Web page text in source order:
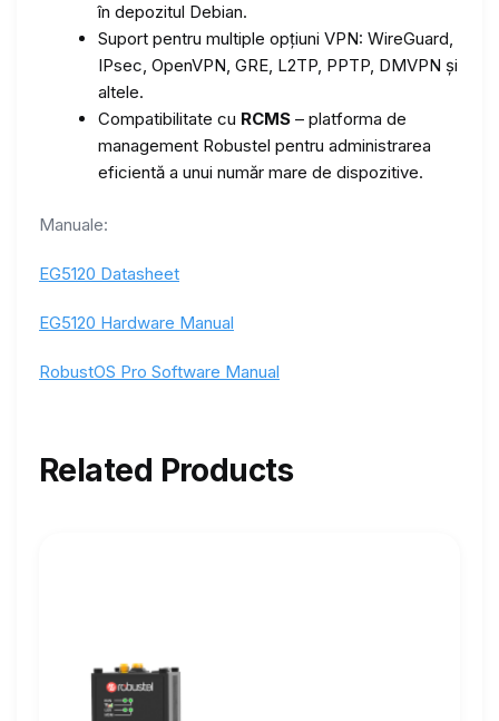
în depozitul Debian.
Suport pentru multiple opțiuni VPN: WireGuard,
IPsec, OpenVPN, GRE, L2TP, PPTP, DMVPN și
altele.
Compatibilitate cu RCMS – platforma de
management Robustel pentru administrarea
eficientă a unui număr mare de dispozitive.
Manuale:
EG5120 Datasheet
EG5120 Hardware Manual
RobustOS Pro Software Manual
Related Products